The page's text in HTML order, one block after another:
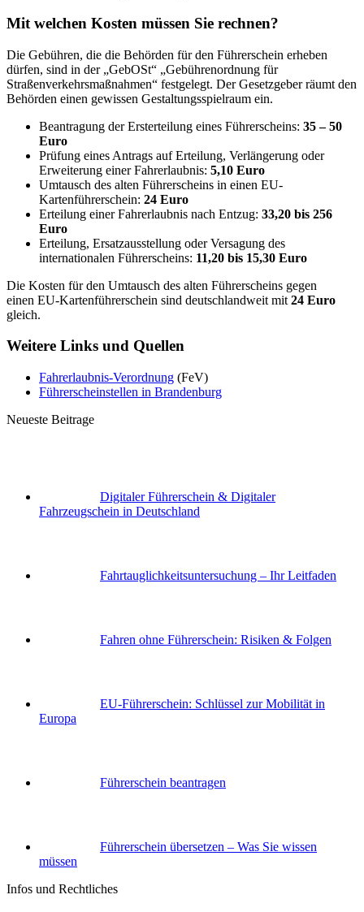
Mit welchen Kosten müssen Sie rechnen?
Die Gebühren, die die Behörden für den Führerschein erheben
dürfen, sind in der „GebOSt“ „Gebührenordnung für
Straßenverkehrsmaßnahmen“ festgelegt. Der Gesetzgeber räumt den
Behörden einen gewissen Gestaltungsspielraum ein.
Beantragung der Ersterteilung eines Führerscheins: 35 – 50
Euro
Prüfung eines Antrags auf Erteilung, Verlängerung oder
Erweiterung einer Fahrerlaubnis: 5,10 Euro
Umtausch des alten Führerscheins in einen EU-
Kartenführerschein: 24 Euro
Erteilung einer Fahrerlaubnis nach Entzug: 33,20 bis 256
Euro
Erteilung, Ersatzausstellung oder Versagung des
internationalen Führerscheins: 11,20 bis 15,30 Euro
Die Kosten für den Umtausch des alten Führerscheins gegen
einen EU-Kartenführerschein sind deutschlandweit mit 24 Euro
gleich.
Weitere Links und Quellen
Fahrerlaubnis-Verordnung (FeV)
Führerscheinstellen in Brandenburg
Neueste Beitrage
Digitaler Führerschein & Digitaler
Fahrzeugschein in Deutschland
Fahrtauglichkeits­untersuchung – Ihr Leitfaden
Fahren ohne Führerschein: Risiken & Folgen
EU-Führerschein: Schlüssel zur Mobilität in
Europa
Führerschein beantragen
Führerschein übersetzen – Was Sie wissen
müssen
Infos und Rechtliches